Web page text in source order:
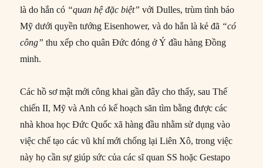
là do hắn có “quan hệ đặc biệt” với Dulles, trùm tình báo
Mỹ dưới quyền tướng Eisenhower, và do hắn là kẻ đã “có
công” thu xếp cho quân Đức đóng ở Ý đầu hàng Đồng
minh.
Các hồ sơ mật mới công khai gần đây cho thấy, sau Thế
chiến II, Mỹ và Anh có kế hoạch săn tìm bằng được các
nhà khoa học Đức Quốc xã hàng đầu nhằm sử dụng vào
việc chế tạo các vũ khí mới chống lại Liên Xô, trong việc
này họ cần sự giúp sức của các sĩ quan SS hoặc Gestapo